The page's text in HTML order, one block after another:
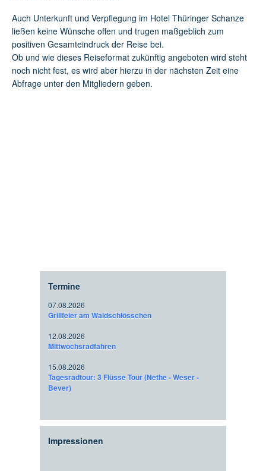
Auch Unterkunft und Verpflegung im Hotel Thüringer Schanze
ließen keine Wünsche offen und trugen maßgeblich zum
positiven Gesamteindruck der Reise bei.
Ob und wie dieses Reiseformat zukünftig angeboten wird steht
noch nicht fest, es wird aber hierzu in der nächsten Zeit eine
Abfrage unter den Mitgliedern geben.
Termine
07.08.2026
Grillfeier am Waldschlösschen
12.08.2026
Mittwochsradfahren
15.08.2026
Tagesradtour: 3 Flüsse Tour (Nethe - Weser -
Bever)
Impressionen